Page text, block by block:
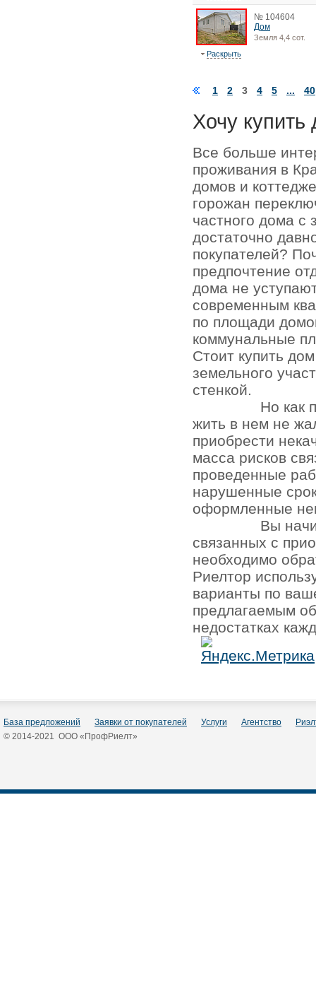
№ 104604
Дом
Земля 4,4 сот.
Раскрыть
1 2 3 4 5 ... 40
Хочу купить
Все больше
проживания в
домов и
горожан
частного дома с
достаточно
покупателей?
предпочтение
дома не
современным
по площади
коммунальные
Стоит купить
земельного
стенкой.
Но как
жить в нем не
приобрести
масса рисков
проведенные
нарушенные
оформленные
Вы
связанных с
необходимо
Риелтор
варианты по
предлагаемым
недостатках
База предложений Заявки от покупателей Услуги Агентство
© 2014-2021 ООО «ПрофРиелт»